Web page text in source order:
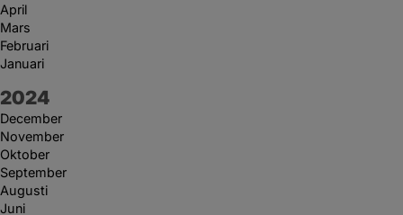
April
Mars
Februari
Januari
År:
2024
December
November
Oktober
September
Augusti
Juni